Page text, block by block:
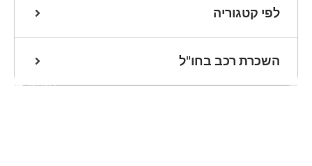
לפי קטגוריה
השכרת רכב בחו"ל
אנחנו כאן